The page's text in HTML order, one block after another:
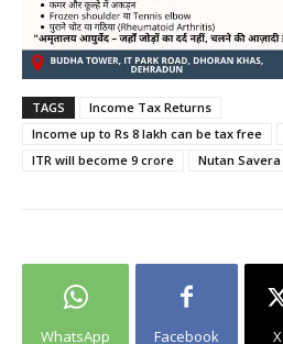
TAGS
Income Tax Returns
Income up to Rs 8 lakh can be tax free
ITR will become 9 crore
Nutan Savera
WhatsApp Facebook X